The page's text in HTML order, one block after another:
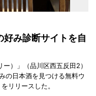
み診断サイトを自
）」（品川区西五反田2）
の日本酒を見つける無料ウ
リリースした。